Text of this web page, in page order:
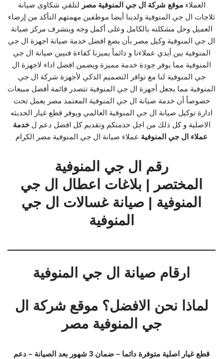
العملاءموقع شركة ال جي المنوفية مصر لتلقي شكاوى صيانة
ثلاجات ال جي المنوفية ولدينا أيضا موظفين مهمتهم التأكد من إرضاء
العميل وحل مشكلته بالكامل وعلى أكمل وجه ويتشرف مركز صيانة
ال جي المنوفية وكيل مصر بأن يضع افضل خدمة صيانة اجهزة ال جي
المنوفية بين أيدي عملاءنا و دائماً يميزنا كفاءة فنيين صيانة ال جي
المنوفية مما يوفر جودة خدمة مميزة ويضمن افضل اداء لاجهزة ال
جي المنوفية لنا مع توافر التصميم الذكي لأجهزة شركة ال جي
المنوفية مما يجعل أجهزة ال جي المنوفية تتصدر قائمة أفضل مبيعات
خصوصاً أن خدمة صيانة ال جي المنوفية المعتمد مصر يعمل تحت
ادارة توكيل صيانة ال جي المنوفية العالمي ويوفر قطع غيار الحديثه
الاصلية و كل ذلك من اجل خدمتكم وتقديم كل افضل دعم لخدمة
عملاء ال جي المنوفية عملاء صيانة ال جي المنوفية مصر الكرام
رقم ال جي المنوفية
المختصر | بلاغات اعطال ال جي
المنوفية | صيانة غسالات ال جي
المنوفية
ارقام صيانة ال جي المنوفية
لماذا نحن الافضل؟ موقع شركة ال
جي المنوفية مصر
قطع غيار اصلية متوفرة دائما – ضمان 3 شهور بعد الصيانة – دعم